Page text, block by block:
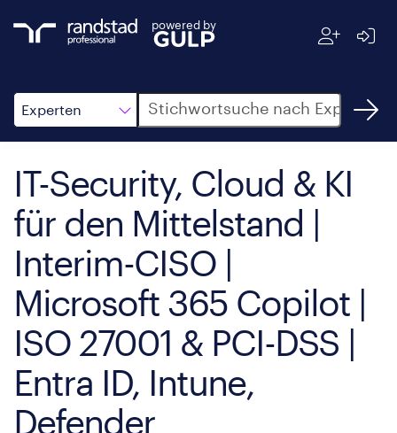
powered by
Experten
Suche
IT-Security, Cloud & KI
für den Mittelstand |
Interim-CISO |
Microsoft 365 Copilot |
ISO 27001 & PCI-DSS |
Entra ID, Intune,
Defender